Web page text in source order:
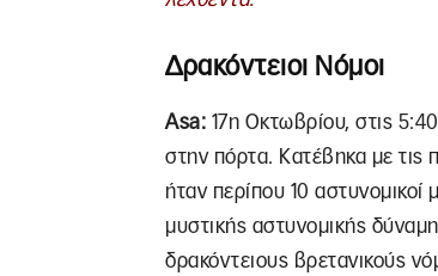
Δρακόντειοι Νόμοι
Asa: 17η Οκτωβρίου, στις
στην πόρτα. Kατέβηκα με τις
ήταν περίπου 10 αστυνομικοί
μυστικής αστυνομικής
δρακόντειους βρετανικούς